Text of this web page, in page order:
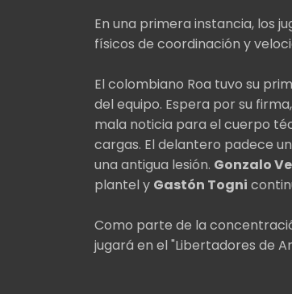
En una primera instancia, los
físicos de coordinación y
El colombiano Roa tuvo su
del equipo. Espera por su
mala noticia para el cuerpo
cargas. El delantero padece
una antigua lesión. Gonzalo
plantel y Gastón Togni
Como parte de la
jugará en el "Libertadores de